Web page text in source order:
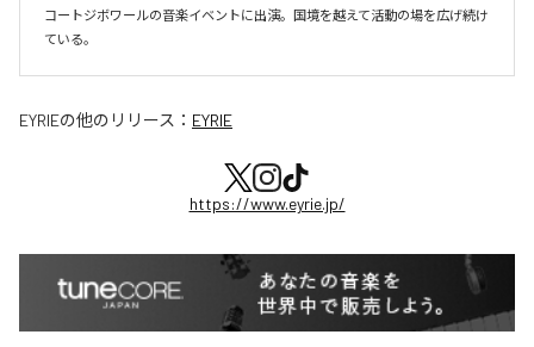
コートジボワールの音楽イベントに出演。国境を越えて活動の場を広げ続け
ている。​
EYRIEの他のリリース： EYRIE
https://www.eyrie.jp/